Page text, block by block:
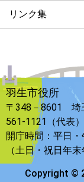
リンク集
羽生市役所
〒348－8601 埼
561-1121（代表）
開庁時間：平日
（土日・祝日年
Copyright ©